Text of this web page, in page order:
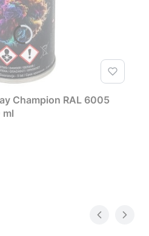
Champion RAL 6005
ml